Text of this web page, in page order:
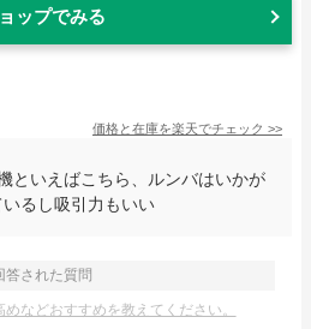
ップでみる
価格と在庫を楽天でチェック >>
といえばこちら、ルンバはいかが
るし吸引力もいい
答された質問
などおすすめを教えてください。